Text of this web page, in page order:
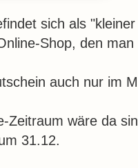
sich als
Shop, den
auch nur im
Zeitraum wäre da
31.12.